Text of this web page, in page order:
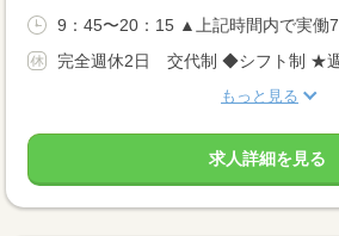
9：45〜20：15 ▲上記時間内で実働
完全週休2日 交代制 ◆シフト制 ★週
もっと見る
求人詳細を見る